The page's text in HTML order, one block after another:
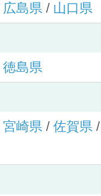
広島県/ 山口県
徳島県
宮崎県/ 佐賀県